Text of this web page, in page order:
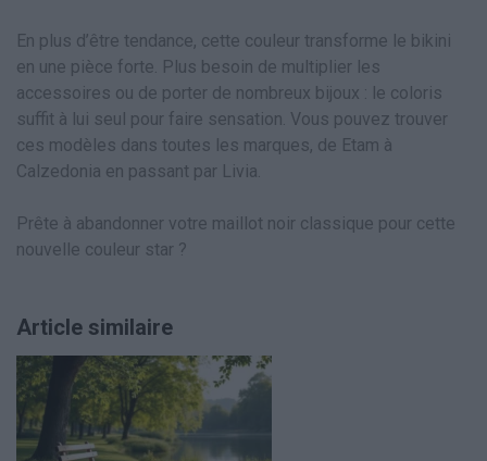
En plus d’être tendance, cette couleur transforme le bikini
en une pièce forte. Plus besoin de multiplier les
accessoires ou de porter de nombreux bijoux : le coloris
suffit à lui seul pour faire sensation. Vous pouvez trouver
ces modèles dans toutes les marques, de Etam à
Calzedonia en passant par Livia.
Prête à abandonner votre maillot noir classique pour cette
nouvelle couleur star ?
Article similaire